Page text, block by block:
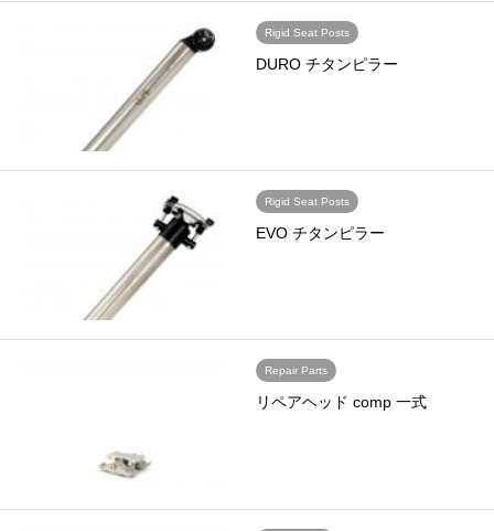
Rigid Seat Posts
DURO チタンピラー
Rigid Seat Posts
EVO チタンピラー
Repair Parts
リペアヘッド comp 一式